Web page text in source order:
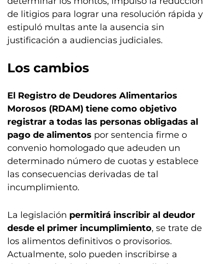
de litigios para lograr una resolución rápida y
estipuló multas ante la ausencia sin
justificación a audiencias judiciales.
Los cambios
El Registro de Deudores Alimentarios
Morosos (RDAM) tiene como objetivo
registrar a todas las personas obligadas al
pago de alimentos por sentencia firme o
convenio homologado que adeuden un
determinado número de cuotas y establece
las consecuencias derivadas de tal
incumplimiento.
La legislación permitirá inscribir al deudor
desde el primer incumplimiento, se trate de
los alimentos definitivos o provisorios.
Actualmente, solo pueden inscribirse a